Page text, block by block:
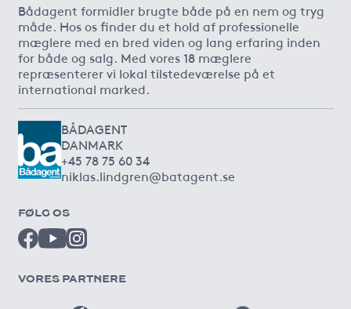
Bådagent formidler brugte både på en nem og tryg
måde. Hos os finder du et hold af professionelle
mæglere med en bred viden og lang erfaring inden
for både og salg. Med vores 18 mæglere
repræsenterer vi lokal tilstedeværelse på et
international marked.
BÅDAGENT
DANMARK
+45 78 75 60 34
niklas.lindgren@batagent.se
FØLG OS
VORES PARTNERE